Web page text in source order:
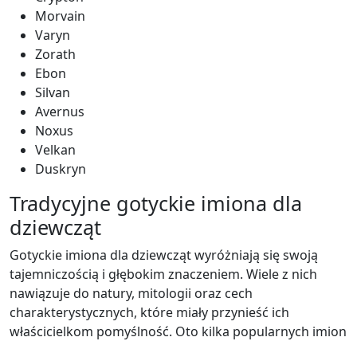
Morvain
Varyn
Zorath
Ebon
Silvan
Avernus
Noxus
Velkan
Duskryn
Tradycyjne gotyckie imiona dla
dziewcząt
Gotyckie imiona dla dziewcząt wyróżniają się swoją
tajemniczością i głębokim znaczeniem. Wiele z nich
nawiązuje do natury, mitologii oraz cech
charakterystycznych, które miały przynieść ich
właścicielkom pomyślność. Oto kilka popularnych imion